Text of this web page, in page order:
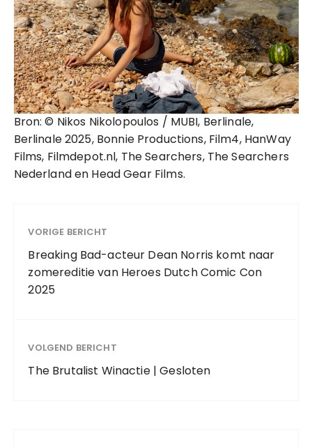
Bron: © Nikos Nikolopoulos / MUBI, Berlinale,
Berlinale 2025, Bonnie Productions, Film4, HanWay
Films, Filmdepot.nl, The Searchers, The Searchers
Nederland en Head Gear Films.
VORIGE BERICHT
Breaking Bad-acteur Dean Norris komt naar
zomereditie van Heroes Dutch Comic Con
2025
VOLGEND BERICHT
The Brutalist Winactie | Gesloten